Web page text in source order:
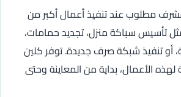
مطلوب عند تنفيذ أعمال أكبر من
تأسيس سباكة منزل، تجديد حمامات،
أو تنفيذ شبكة صرف جديدة. توفر كلين
الأعمال، بداية من المعاينة وحتى